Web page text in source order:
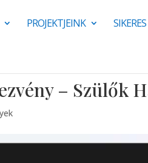
PROJEKTJEINK
– Szülők